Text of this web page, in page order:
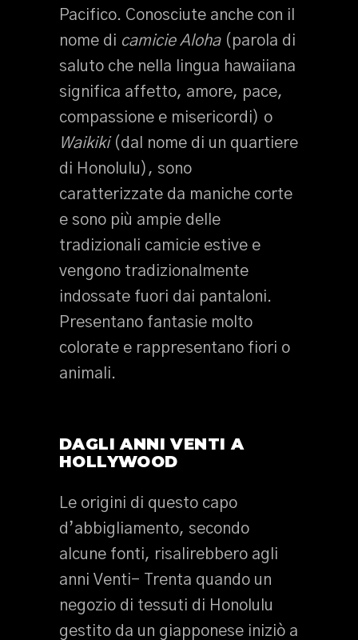
Pacifico. Conosciute anche con il
nome di camicie Aloha(parola di
saluto che nella lingua hawaiiana
significa affetto, amore, pace,
compassione e misericordi) o
Waikiki(dal nome di un quartiere
di Honolulu), sono
caratterizzate da maniche corte
e sono più ampie delle
tradizionali camicie estive e
vengono tradizionalmente
indossate fuori dai pantaloni.
Presentano fantasie molto
colorate e rappresentano fiori o
animali.
DAGLI ANNI VENTI A
HOLLYWOOD
Le origini di questo capo
d’abbigliamento, secondo
alcune fonti, risalirebbero agli
anni Venti- Trenta quando un
negozio di tessuti di Honolulu
gestito da un giapponese iniziò a